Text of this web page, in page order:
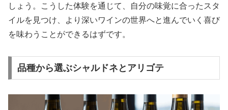
しょう。こうした体験を通じて、自分の味覚に合ったスタ
イルを見つけ、より深いワインの世界へと進んでいく喜び
を味わうことができるはずです。
品種から選ぶシャルドネとアリゴテ